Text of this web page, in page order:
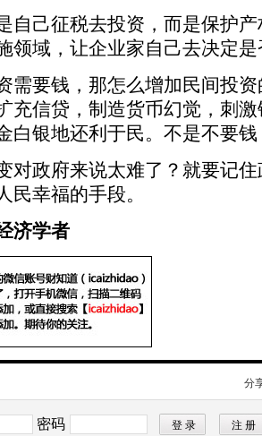
自己征税去投资，而是保护
领域，让企业家自己去决定
需要钱，那怎么增加民间投
充信贷，制造货币幻觉，刺
白银地还利于民。不是不要
对政府来说太难了？就要记
民幸福的手段。
济学者
分
密码